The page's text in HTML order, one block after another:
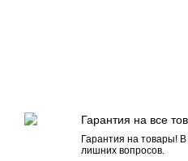
Гарантия на все
Гарантия на товары!
лишних вопросов.